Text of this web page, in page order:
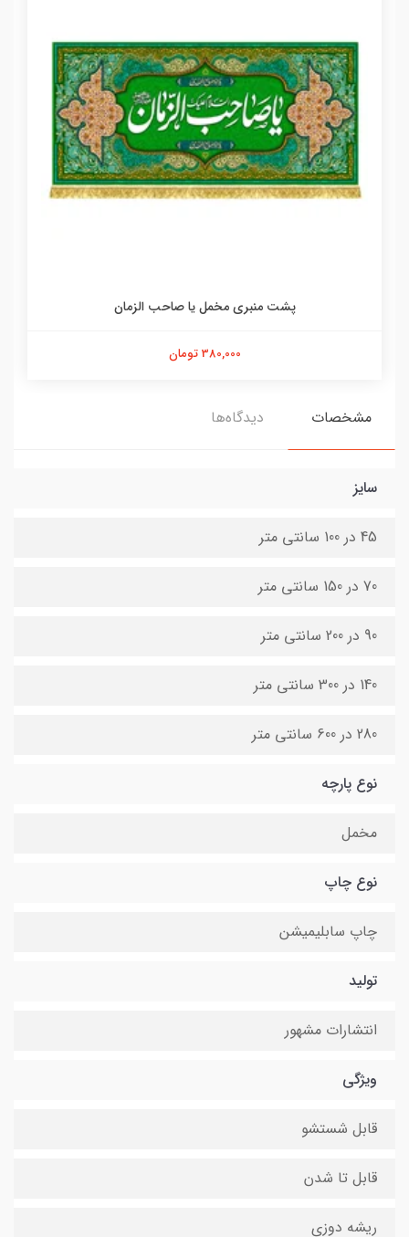
پشت منبری مخمل یا صاحب الزمان
380,000 تومان
مشخصات دیدگاه‌ها
سایز
45 در 100 سانتی متر
70 در 150 سانتی متر
90 در 200 سانتی متر
140 در 300 سانتی متر
280 در 600 سانتی متر
نوع پارچه
مخمل
نوع چاپ
چاپ سابلیمیشن
تولید
انتشارات مشهور
ویژگی
قابل شستشو
قابل تا شدن
ریشه دوزی